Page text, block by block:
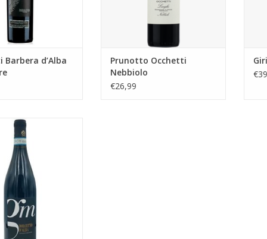
d’Alba
Prunotto Occhetti
Nebbiolo
€26,99
d'Alba Calupo
AAN WINKELWAGEN